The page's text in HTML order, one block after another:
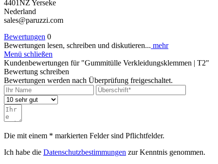
4401NZ Yerseke
Nederland
sales@paruzzi.com
Bewertungen 0
Bewertungen lesen, schreiben und diskutieren... mehr
Menü schließen
Kundenbewertungen für "Gummitülle Verkleidungsklemmen | T2"
Bewertung schreiben
Bewertungen werden nach Überprüfung freigeschaltet.
Die mit einem * markierten Felder sind Pflichtfelder.
Ich habe die Datenschutzbestimmungen zur Kenntnis genommen.